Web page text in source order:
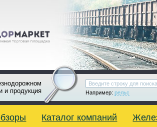
и продукция
Например: рельс
Каталог компаний